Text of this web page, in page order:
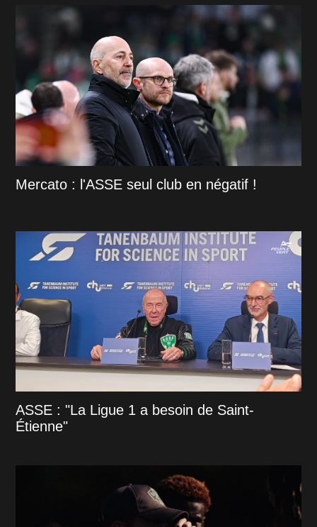
Mercato : l'ASSE seul club en négatif !
ASSE : "La Ligue 1 a besoin de Saint-
Étienne"